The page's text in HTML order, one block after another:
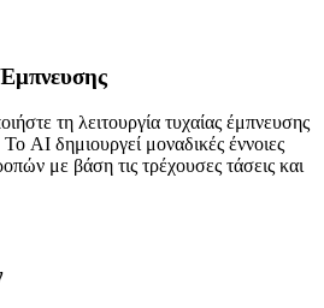
τη λειτουργία τυχαίας έμπνευσης
Το AI δημιουργεί μοναδικές έννοιες
με βάση τις τρέχουσες τάσεις και